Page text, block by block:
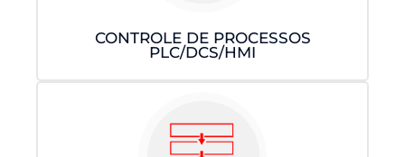
CONTROLE DE PROCESSOS
PLC/DCS/HMI